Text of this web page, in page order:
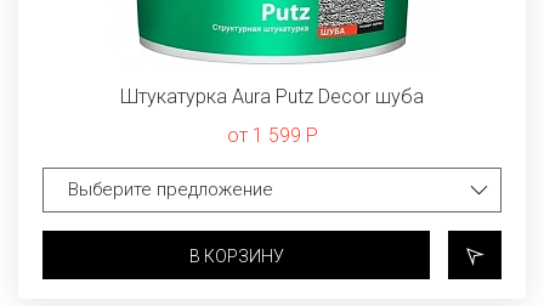
Штукатурка Aura Putz Decor шуба
от 1 599 Р
В КОРЗИНУ